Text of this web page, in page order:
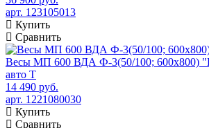
арт. 123105013
Купить
Сравнить
Весы МП 600 ВДА Ф-3(50/100; 600х800)
авто Т
14 490 руб.
арт. 1221080030
Купить
Сравнить